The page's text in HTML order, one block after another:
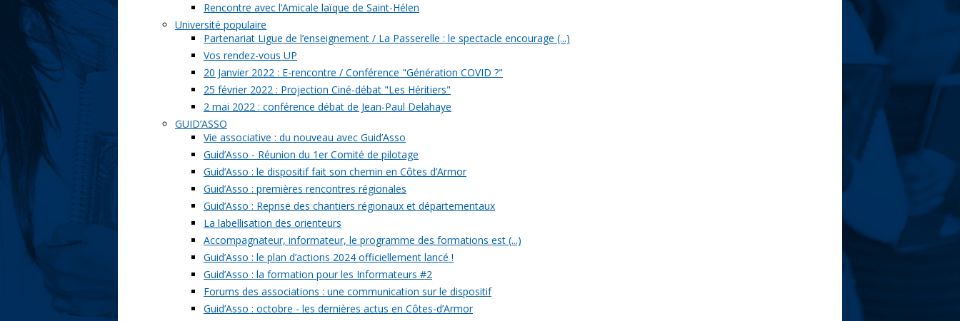
Rencontre avec l’Amicale laïque de Saint-Hélen
Université populaire
Partenariat Ligue de l’enseignement / La Passerelle : le spectacle encourage (...)
Vos rendez-vous UP
20 Janvier 2022 : E-rencontre / Conférence "Génération COVID ?"
25 février 2022 : Projection Ciné-débat "Les Héritiers"
2 mai 2022 : conférence débat de Jean-Paul Delahaye
GUID’ASSO
Vie associative : du nouveau avec Guid’Asso
Guid’Asso - Réunion du 1er Comité de pilotage
Guid’Asso : le dispositif fait son chemin en Côtes d’Armor
Guid’Asso : premières rencontres régionales
Guid’Asso : Reprise des chantiers régionaux et départementaux
La labellisation des orienteurs
Accompagnateur, informateur, le programme des formations est (...)
Guid’Asso : le plan d’actions 2024 officiellement lancé !
Guid’Asso : la formation pour les Informateurs #2
Forums des associations : une communication sur le dispositif
Guid’Asso : octobre - les dernières actus en Côtes-d’Armor